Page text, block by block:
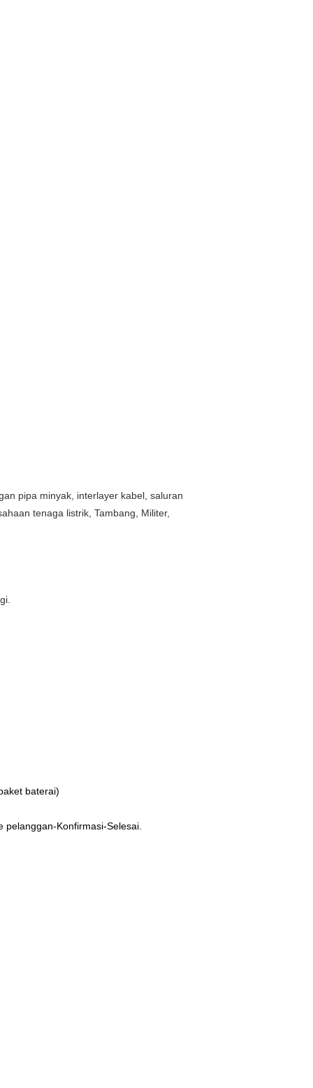
pipa minyak, interlayer kabel, saluran
tenaga listrik, Tambang, Militer,
baterai)
Konfirmasi-Selesai.